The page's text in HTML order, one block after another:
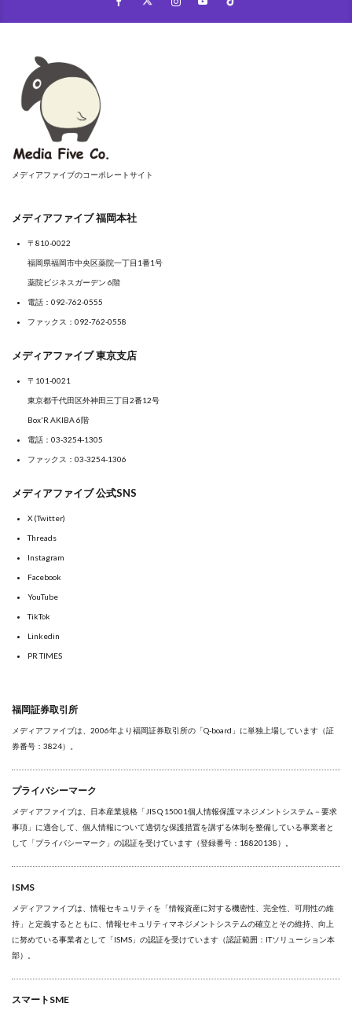
メディアファイブのコーポレートサイト
メディアファイブ 福岡本社
〒810-0022
福岡県福岡市中央区薬院一丁目1番1号
薬院ビジネスガーデン 6階
電話： 092-762-0555
ファックス：092-762-0558
メディアファイブ 東京支店
〒101-0021
東京都千代田区外神田三丁目2番12号
Box'R AKIBA 6階
電話： 03-3254-1305
ファックス：03-3254-1306
メディアファイブ 公式SNS
X (Twitter)
Threads
Instagram
Facebook
YouTube
TikTok
Linkedin
PR TIMES
福岡証券取引所
メディアファイブは、2006年より福岡証券取引所の「Q-board」に単独上場しています（証
券番号：3824）。
プライバシーマーク
メディアファイブは、日本産業規格「JIS Q 15001個人情報保護マネジメントシステム－要求
事項」に適合して、個人情報について適切な保護措置を講ずる体制を整備している事業者と
して「プライバシーマーク」の認証を受けています（登録番号：18820138）。
ISMS
メディアファイブは、情報セキュリティを「情報資産に対する機密性、完全性、可用性の維
持」と定義するとともに、情報セキュリティマネジメントシステムの確立とその維持、向上
に努めている事業者として「ISMS」の認証を受けています（認証範囲：ITソリューション本
部）。
スマートSME